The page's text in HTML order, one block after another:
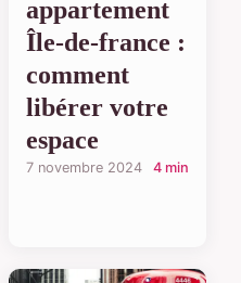
appartement
Île-de-france :
comment
libérer votre
espace
7 novembre 2024 4 min